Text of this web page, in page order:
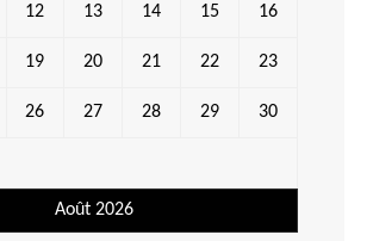
Août 2026
12 13 14 15 16
19 20 21 22 23
26 27 28 29 30